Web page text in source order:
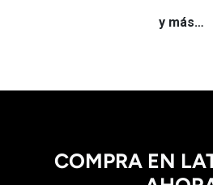
y más…
COMPRA EN